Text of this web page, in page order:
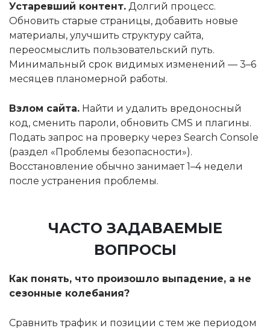
Устаревший контент. Долгий процесс.
Обновить старые страницы, добавить новые
материалы, улучшить структуру сайта,
переосмыслить пользовательский путь.
Минимальный срок видимых изменений — 3–6
месяцев планомерной работы.
Взлом сайта. Найти и удалить вредоносный
код, сменить пароли, обновить CMS и плагины.
Подать запрос на проверку через Search Console
(раздел «Проблемы безопасности»).
Восстановление обычно занимает 1–4 недели
после устранения проблемы.
ЧАСТО ЗАДАВАЕМЫЕ
ВОПРОСЫ
Как понять, что произошло выпадение, а не
сезонные колебания?
Сравнить трафик и позиции с тем же периодом